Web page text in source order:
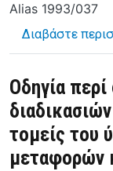
Alias 1993/037
Διαβάστε
Οδηγία
τομείς του
μεταφορών